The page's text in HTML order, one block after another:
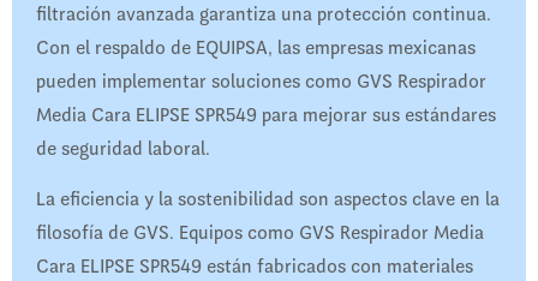
filtración avanzada garantiza una protección continua.
Con el respaldo de EQUIPSA, las empresas mexicanas
pueden implementar soluciones como GVS Respirador
Media Cara ELIPSE SPR549 para mejorar sus estándares
de seguridad laboral.
La eficiencia y la sostenibilidad son aspectos clave en la
filosofía de GVS. Equipos como GVS Respirador Media
Cara ELIPSE SPR549 están fabricados con materiales